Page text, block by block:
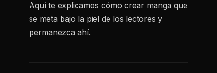
Aquí te explicamos cómo crear manga que
se meta bajo la piel de los lectores y
permanezca ahí.